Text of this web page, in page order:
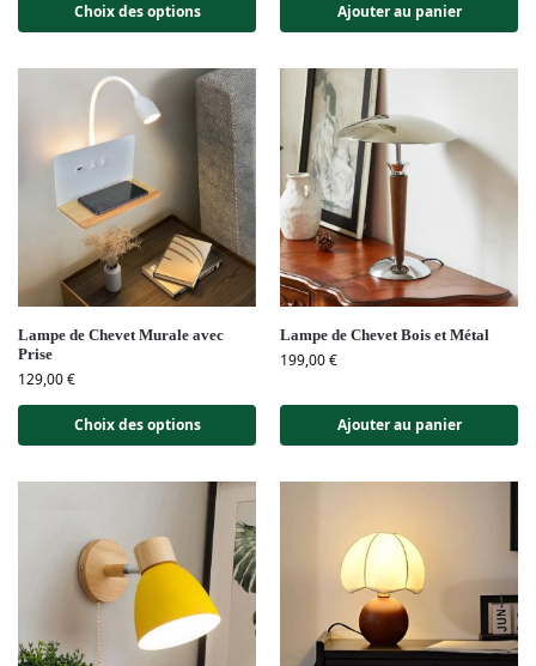
Choix des options Ajouter au panier
Lampe de Chevet Murale avec
Prise
129,00€
Choix des options
Lampe de Chevet Bois et Métal
199,00€
Ajouter au panier